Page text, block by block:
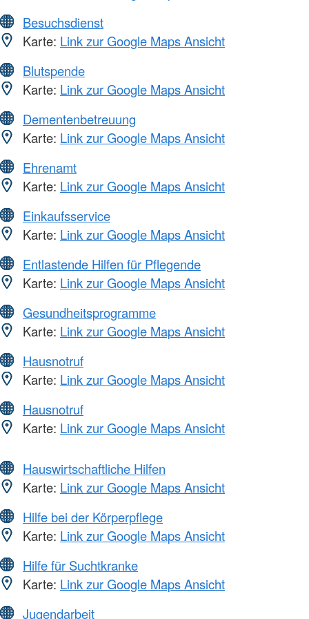
Besuchsdienst
Karte: Link zur Google Maps Ansicht
Blutspende
Karte: Link zur Google Maps Ansicht
Dementenbetreuung
Karte: Link zur Google Maps Ansicht
Ehrenamt
Karte: Link zur Google Maps Ansicht
Einkaufsservice
Karte: Link zur Google Maps Ansicht
Entlastende Hilfen für Pflegende
Karte: Link zur Google Maps Ansicht
Gesundheitsprogramme
Karte: Link zur Google Maps Ansicht
Hausnotruf
Karte: Link zur Google Maps Ansicht
Hausnotruf
Karte: Link zur Google Maps Ansicht
Hauswirtschaftliche Hilfen
Karte: Link zur Google Maps Ansicht
Hilfe bei der Körperpflege
Karte: Link zur Google Maps Ansicht
Hilfe für Suchtkranke
Karte: Link zur Google Maps Ansicht
Jugendarbeit